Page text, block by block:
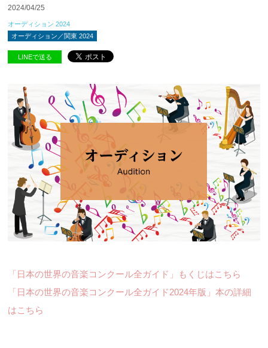
2024/04/25
オーディション 2024
オーディション／関東 2024
LINEで送る
「日本の世界の音楽コンクール全ガイド」もくじはこちら
「日本の世界の音楽コンクール全ガイド2024年版」本の詳細
はこちら